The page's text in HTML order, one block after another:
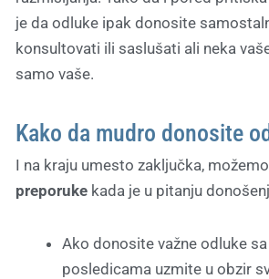
je da odluke ipak donosite
konsultovati ili saslušati ali neka
samo vaše.
Kako da mudro donosite
I na kraju umesto zaključka,
preporuke kada je u pitanju
Ako donosite važne odluke
posledicama uzmite u obzir